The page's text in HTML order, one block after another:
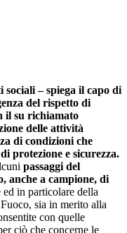
– spiega il capo di
del rispetto di
il su richiamato
delle attività
di condizioni che
protezione e sicurezza.
passaggi del
anche a campione, di
in particolare della
sia in merito alla
con quelle
ciò che concerne le